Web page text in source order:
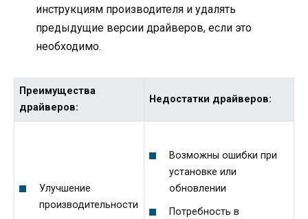
инструкциям производителя и удалять
предыдущие версии драйверов, если это
необходимо.
Преимущества
драйверов:
Недостатки драйверов:
Улучшение
производительности
Возможны ошибки при
установке или
обновлении
Потребность в